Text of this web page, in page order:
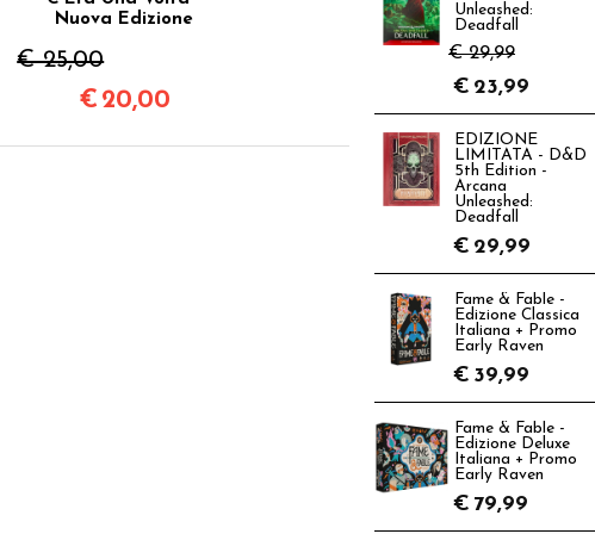
Nuova Edizione
€ 25,00
€ 20,00
Unleashed:
Deadfall
€ 29,99
€ 23,99
EDIZIONE
LIMITATA - D&D
5th Edition -
Arcana
Unleashed:
Deadfall
€ 29,99
Fame & Fable -
Edizione Classica
Italiana + Promo
Early Raven
€ 39,99
Fame & Fable -
Edizione Deluxe
Italiana + Promo
Early Raven
€ 79,99